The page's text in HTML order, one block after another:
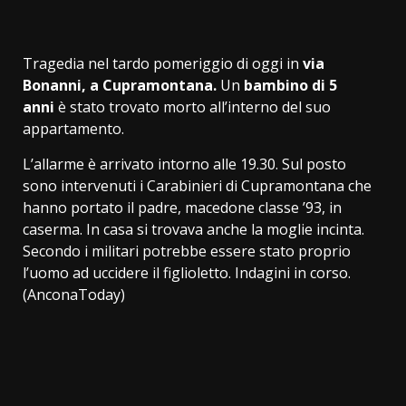
Tragedia nel tardo pomeriggio di oggi in via
Bonanni, a Cupramontana. Un bambino di 5
anni è stato trovato morto all’interno del suo
appartamento.
L’allarme è arrivato intorno alle 19.30. Sul posto
sono intervenuti i Carabinieri di Cupramontana che
hanno portato il padre, macedone classe ’93, in
caserma. In casa si trovava anche la moglie incinta.
Secondo i militari potrebbe essere stato proprio
l’uomo ad uccidere il figlioletto. Indagini in corso.
(AnconaToday)